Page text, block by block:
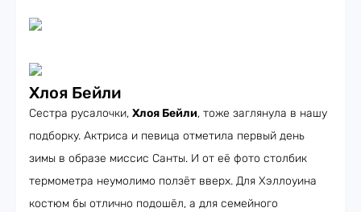
Хлоя Бейли
Сестра русалочки, Хлоя Бейли, тоже заглянула в нашу
подборку. Актриса и певица отметила первый день
зимы в образе миссис Санты. И от её фото столбик
термометра неумолимо ползёт вверх. Для Хэллоуина
костюм бы отлично подошёл, а для семейного